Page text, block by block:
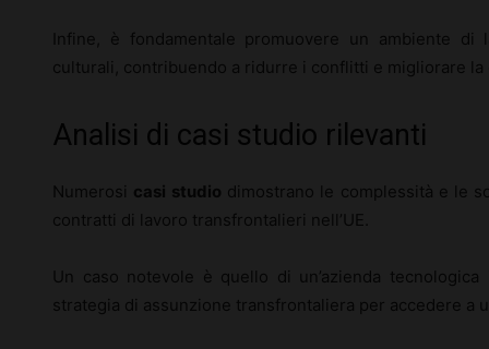
Infine, è fondamentale promuovere un ambiente
culturali, contribuendo a ridurre i conflitti e migliorare la
Analisi di casi studio rilevanti
Numerosi casi studio dimostrano le complessità e le
contratti di lavoro transfrontalieri nell’UE.
Un caso notevole è quello di un’azienda
strategia di assunzione transfrontaliera per accedere a